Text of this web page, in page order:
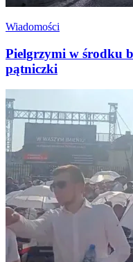
Wiadomości
Pielgrzymi w środku
pątniczki